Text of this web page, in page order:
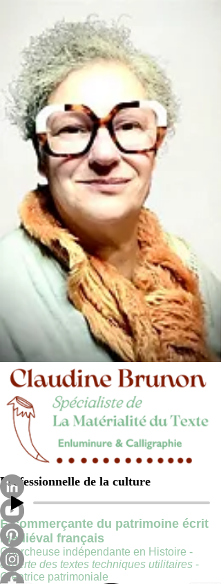
Professionnelle de la culture
E-commerçante du patrimoine écrit
médiéval français
Chercheuse indépendante en Histoire -
experte des textes techniques utilitaires -
Créatrice patrimoniale